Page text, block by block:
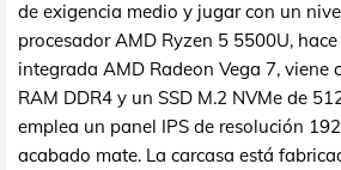
de exigencia medio y jugar con un
procesador AMD Ryzen 5 5500U,
integrada AMD Radeon Vega 7, viene
RAM DDR4 y un SSD M.2 NVMe de
emplea un panel IPS de resolución
acabado mate. La carcasa está